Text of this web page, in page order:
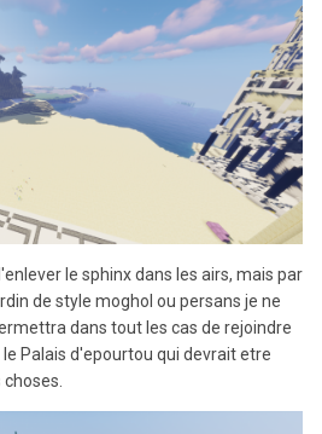
le sphinx dans les airs, mais par
de style moghol ou persans je ne
dans tout les cas de rejoindre
Palais d'epourtou qui devrait etre